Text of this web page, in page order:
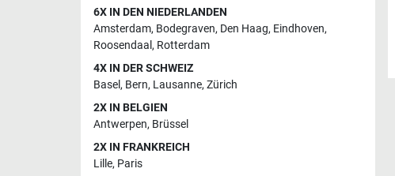
6X IN DEN NIEDERLANDEN
Amsterdam, Bodegraven, Den Haag, Eindhoven,
Roosendaal, Rotterdam
4X IN DER SCHWEIZ
Basel, Bern, Lausanne, Zürich
2X IN BELGIEN
Antwerpen, Brüssel
2X IN FRANKREICH
Lille, Paris